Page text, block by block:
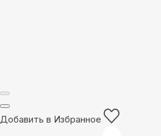
Добавить в Избранное